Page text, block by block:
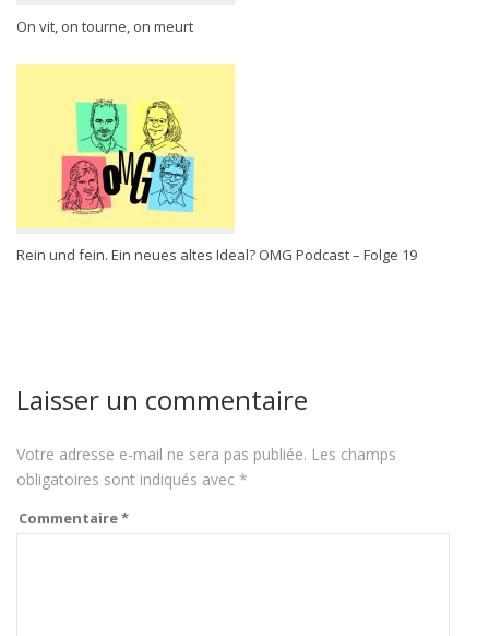
On vit, on tourne, on meurt
Rein und fein. Ein neues altes Ideal? OMG Podcast – Folge 19
Laisser un commentaire
Votre adresse e-mail ne sera pas publiée. Les champs
obligatoires sont indiqués avec *
Commentaire*